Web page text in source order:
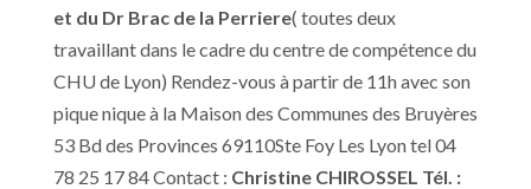
et du Dr Brac de la Perriere( toutes deux
travaillant dans le cadre du centre de compétence du
CHU de Lyon) Rendez-vous à partir de 11h avec son
pique nique à la Maison des Communes des Bruyères
53 Bd des Provinces 69110Ste Foy Les Lyon tel 04
78 25 17 84 Contact : Christine CHIROSSEL Tél. :